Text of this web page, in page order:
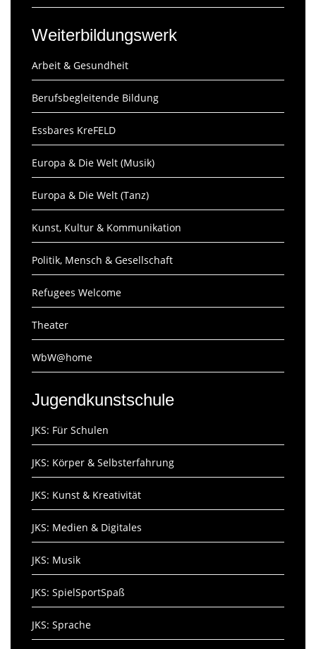
Weiterbildungswerk
Arbeit & Gesundheit
Berufsbegleitende Bildung
Essbares KreFELD
Europa & Die Welt (Musik)
Europa & Die Welt (Tanz)
Kunst, Kultur & Kommunikation
Politik, Mensch & Gesellschaft
Refugees Welcome
Theater
WbW@home
Jugendkunstschule
JKS: Für Schulen
JKS: Körper & Selbsterfahrung
JKS: Kunst & Kreativität
JKS: Medien & Digitales
JKS: Musik
JKS: SpielSportSpaß
JKS: Sprache